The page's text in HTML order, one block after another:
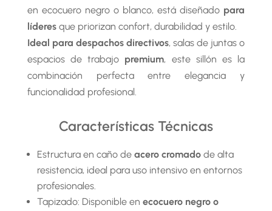
en ecocuero negro o blanco, está diseñado para
líderesque priorizan confort, durabilidad y estilo.
Ideal para despachos directivos, salas de juntas o
espacios de trabajo premium, este sillón es la
combinación perfecta entre elegancia y
funcionalidad profesional.
Características Técnicas
Estructura en caño de acero cromadode alta
resistencia, ideal para uso intensivo en entornos
profesionales.
Tapizado: Disponible en ecocuero negro o